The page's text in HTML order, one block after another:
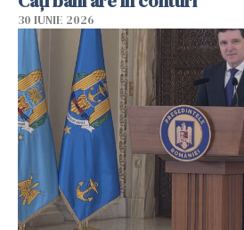
30 IUNIE 2026